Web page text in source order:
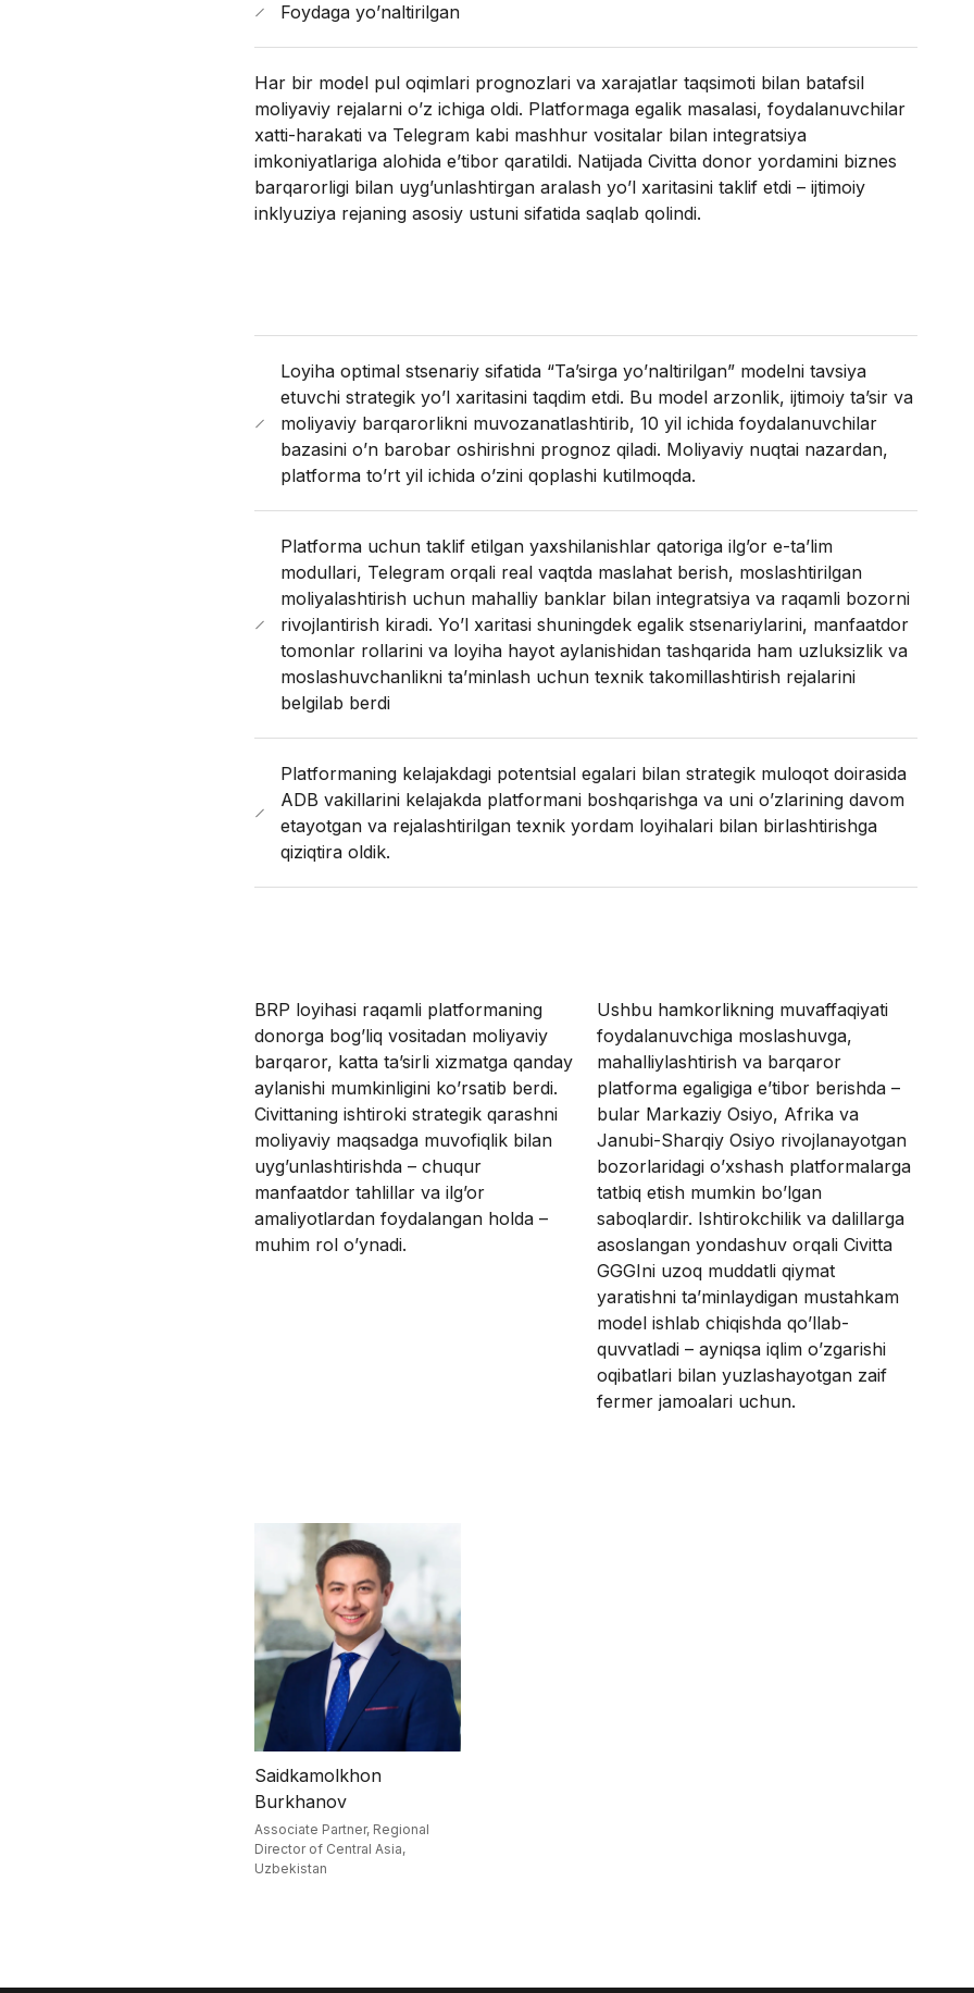
Foydaga yo’naltirilgan
Har bir model pul oqimlari prognozlari va xarajatlar taqsimoti bilan batafsil
moliyaviy rejalarni o’z ichiga oldi. Platformaga egalik masalasi, foydalanuvchilar
xatti-harakati va Telegram kabi mashhur vositalar bilan integratsiya
imkoniyatlariga alohida e’tibor qaratildi. Natijada Civitta donor yordamini biznes
barqarorligi bilan uyg’unlashtirgan aralash yo’l xaritasini taklif etdi – ijtimoiy
inklyuziya rejaning asosiy ustuni sifatida saqlab qolindi.
Loyiha optimal stsenariy sifatida “Ta’sirga yo’naltirilgan” modelni tavsiya
etuvchi strategik yo’l xaritasini taqdim etdi. Bu model arzonlik, ijtimoiy ta’sir va
moliyaviy barqarorlikni muvozanatlashtirib, 10 yil ichida foydalanuvchilar
bazasini o’n barobar oshirishni prognoz qiladi. Moliyaviy nuqtai nazardan,
platforma to’rt yil ichida o’zini qoplashi kutilmoqda.
Platforma uchun taklif etilgan yaxshilanishlar qatoriga ilg’or e-ta’lim
modullari, Telegram orqali real vaqtda maslahat berish, moslashtirilgan
moliyalashtirish uchun mahalliy banklar bilan integratsiya va raqamli bozorni
rivojlantirish kiradi. Yo’l xaritasi shuningdek egalik stsenariylarini, manfaatdor
tomonlar rollarini va loyiha hayot aylanishidan tashqarida ham uzluksizlik va
moslashuvchanlikni ta’minlash uchun texnik takomillashtirish rejalarini
belgilab berdi
Platformaning kelajakdagi potentsial egalari bilan strategik muloqot doirasida
ADB vakillarini kelajakda platformani boshqarishga va uni o’zlarining davom
etayotgan va rejalashtirilgan texnik yordam loyihalari bilan birlashtirishga
qiziqtira oldik.
BRP loyihasi raqamli platformaning
donorga bog’liq vositadan moliyaviy
barqaror, katta ta’sirli xizmatga qanday
aylanishi mumkinligini ko’rsatib berdi.
Civittaning ishtiroki strategik qarashni
moliyaviy maqsadga muvofiqlik bilan
uyg’unlashtirishda – chuqur
manfaatdor tahlillar va ilg’or
amaliyotlardan foydalangan holda –
muhim rol o’ynadi.
Ushbu hamkorlikning muvaffaqiyati
foydalanuvchiga moslashuvga,
mahalliylashtirish va barqaror
platforma egaligiga e’tibor berishda –
bular Markaziy Osiyo, Afrika va
Janubi-Sharqiy Osiyo rivojlanayotgan
bozorlaridagi o’xshash platformalarga
tatbiq etish mumkin bo’lgan
saboqlardir. Ishtirokchilik va dalillarga
asoslangan yondashuv orqali Civitta
GGGIni uzoq muddatli qiymat
yaratishni ta’minlaydigan mustahkam
model ishlab chiqishda qo’llab-
quvvatladi – ayniqsa iqlim o’zgarishi
oqibatlari bilan yuzlashayotgan zaif
fermer jamoalari uchun.
Saidkamolkhon
Burkhanov
Associate Partner, Regional
Director of Central Asia,
Uzbekistan